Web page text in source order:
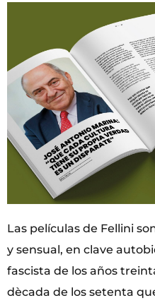
Las películas de Fellini
y sensual, en clave
fascista de los años
dècada de los setenta